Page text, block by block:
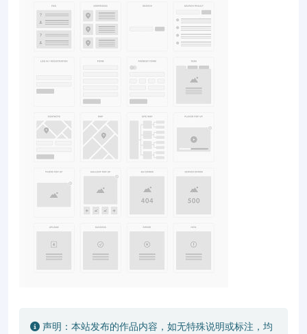
声明：本站发布的作品内容，如无特殊说明或标注，均